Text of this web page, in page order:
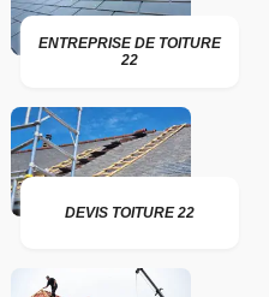
ENTREPRISE DE TOITURE
22
DEVIS TOITURE 22